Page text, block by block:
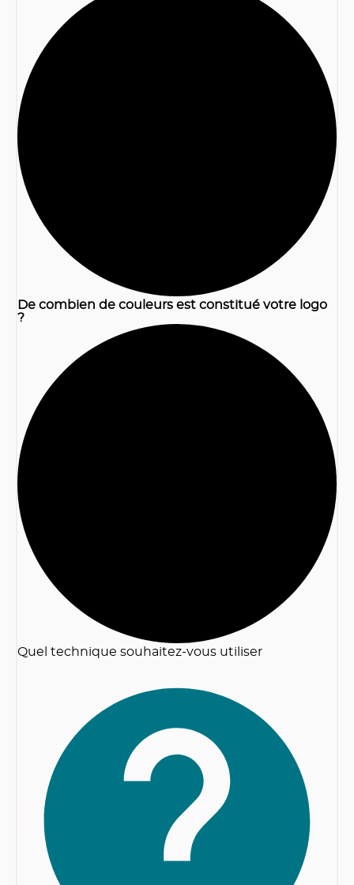
De combien de couleurs est constitué votre logo
?
Quel technique souhaitez-vous utiliser